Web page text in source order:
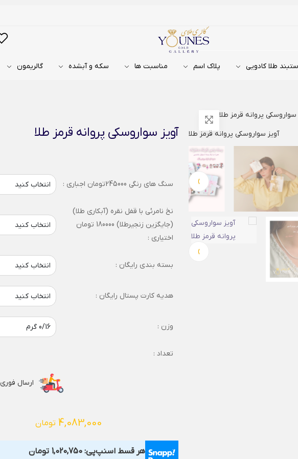
طلا کادویی پلاک اسم مناسبت ها سکه و آبشده گالریمون
سواروسکی پروانه قرمز طلا
›
›
آویز سواروسکی پروانه قرمز طلا
سنگ های رنگی 245000تومان اجباری :
نخ نامرئی با قفل نقره (آبکاری طلا)
(جایگزین زنجیرطلا) 180000 تومان
اختیاری :
بسته بندی رایگان :
هدیه کارت پستال رایگان : انتخاب کنید
وزن :
تعداد :
ارسال فوری
4,083,000 تومان
هر قسط اسنپ‌پی: 1,020,750 تومان